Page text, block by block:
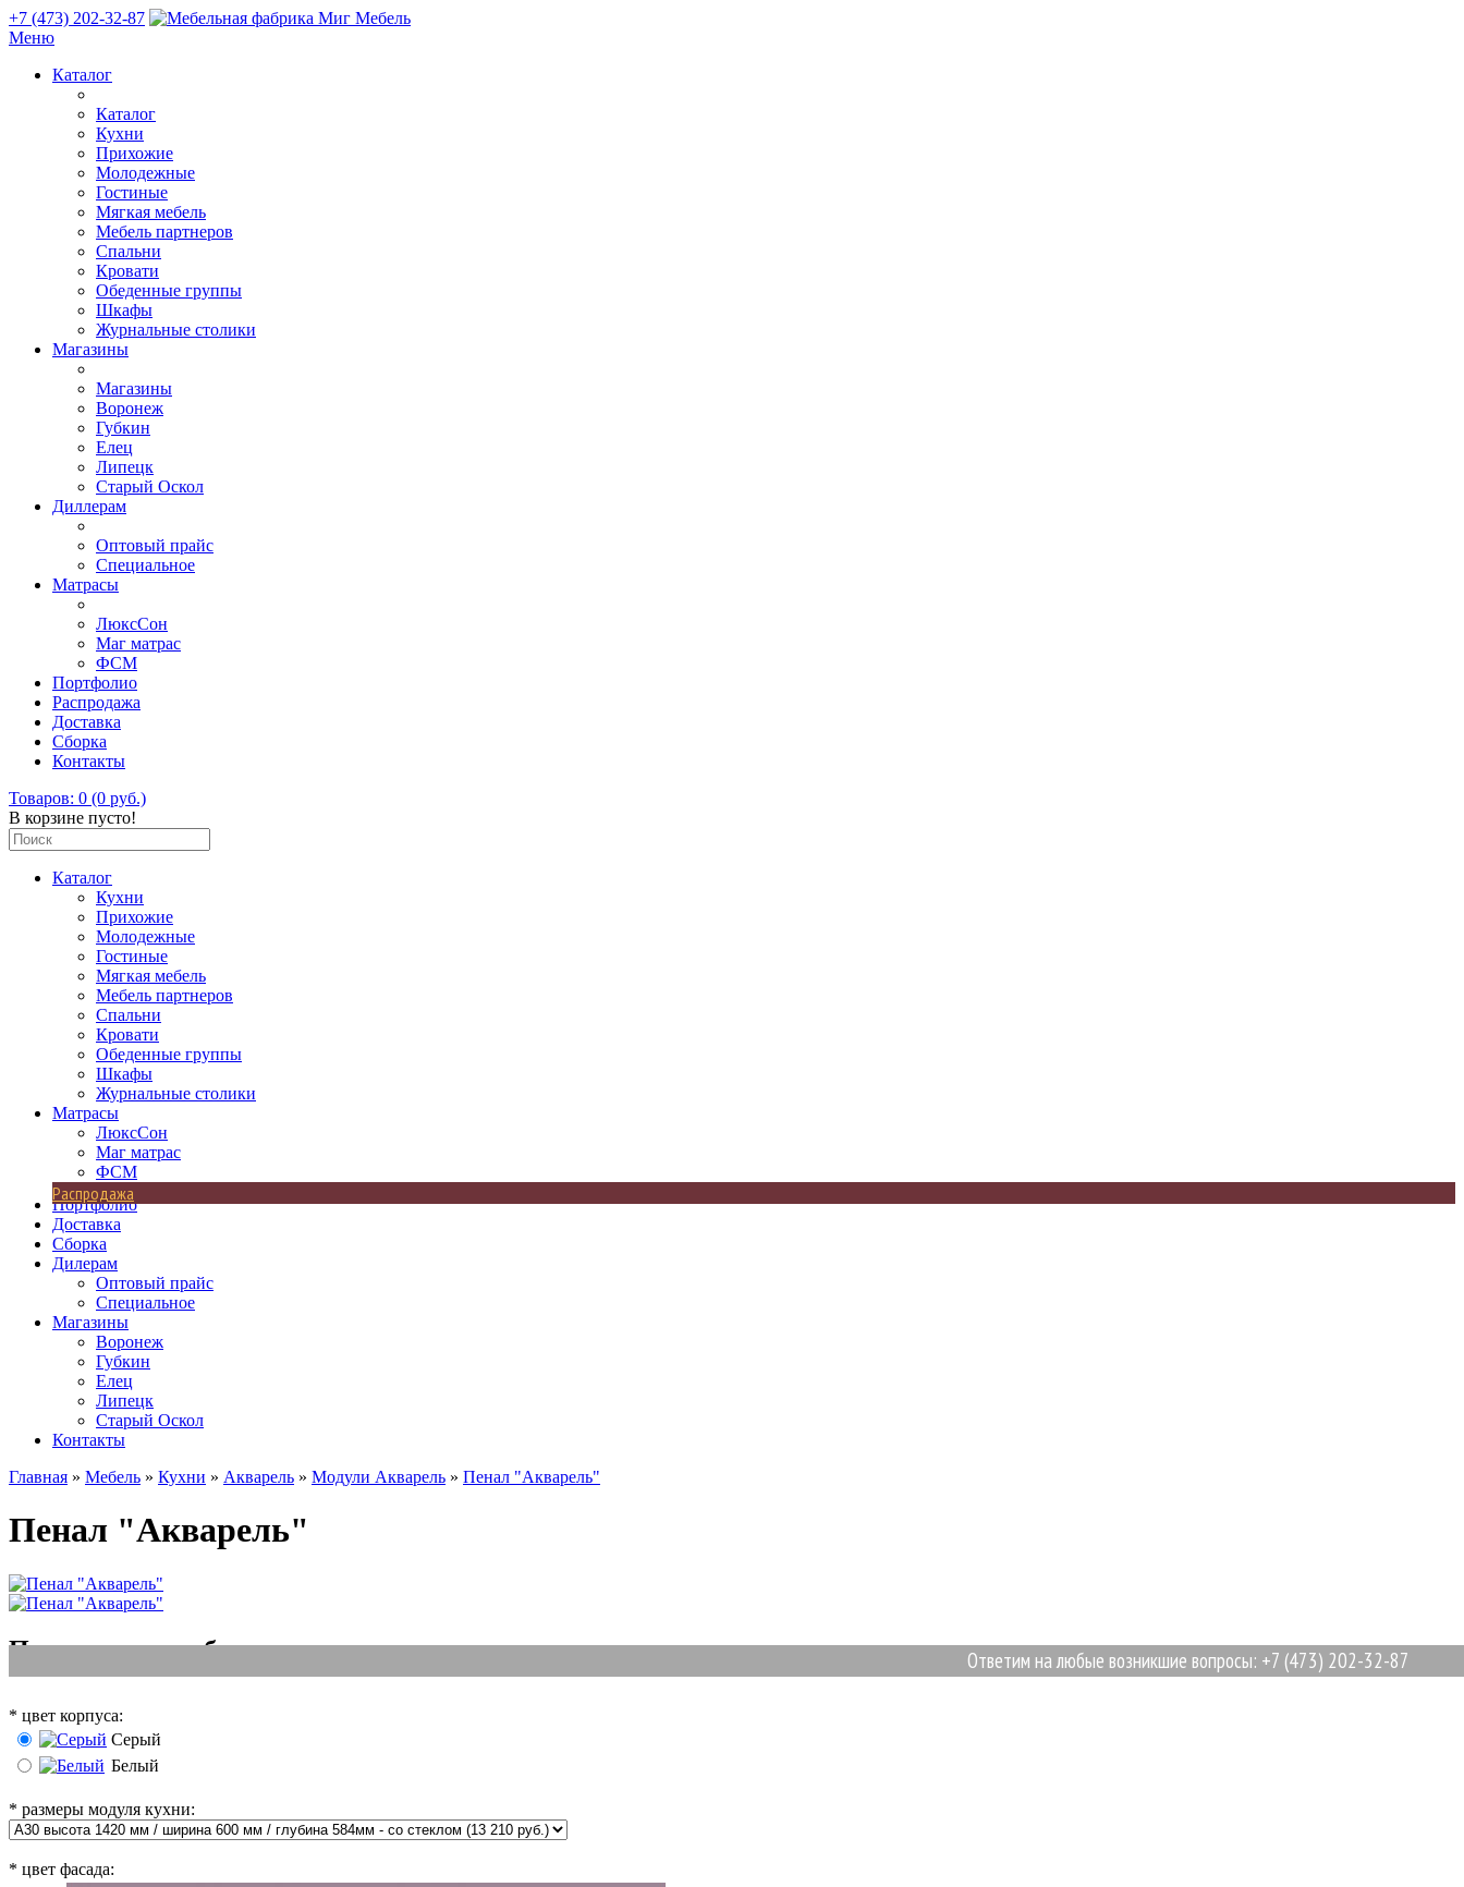
+7 (473) 202-32-87
Меню
Каталог
Каталог
Кухни
Прихожие
Молодежные
Гостиные
Мягкая мебель
Мебель партнеров
Спальни
Кровати
Обеденные группы
Шкафы
Журнальные столики
Магазины
Магазины
Воронеж
Губкин
Елец
Липецк
Старый Оскол
Диллерам
Оптовый прайс
Специальное
Матрасы
ЛюксСон
Маг матрас
ФСМ
Портфолио
Распродажа
Доставка
Сборка
Контакты
Товаров: 0 (0 руб.)
В корзине пусто!
Каталог
Кухни
Прихожие
Молодежные
Гостиные
Мягкая мебель
Мебель партнеров
Спальни
Кровати
Обеденные группы
Шкафы
Журнальные столики
Матрасы
ЛюксСон
Маг матрас
ФСМ
Распродажа
Портфолио
Доставка
Сборка
Дилерам
Оптовый прайс
Специальное
Магазины
Воронеж
Губкин
Елец
Липецк
Старый Оскол
Контакты
Ответим на любые возникшие вопросы: +7 (473) 202-32-87
Главная » Мебель » Кухни » Акварель » Модули Акварель » Пенал "Акварель"
Пенал "Акварель"
Позиции для выбора
* цвет корпуса:
Серый
Белый
* размеры модуля кухни:
* цвет фасада: